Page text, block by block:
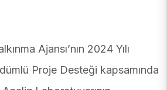
Ajansı’nın 2024 Yılı
Proje Desteği kapsamında